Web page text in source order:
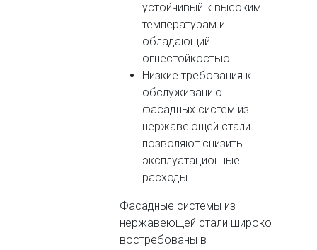
устойчивый к высоким
температурам и
обладающий
огнестойкостью.
Низкие требования к
обслуживанию
фасадных систем из
нержавеющей стали
позволяют снизить
эксплуатационные
расходы.
Фасадные системы из
нержавеющей стали широко
востребованы в